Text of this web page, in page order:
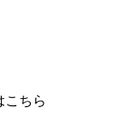
ちら